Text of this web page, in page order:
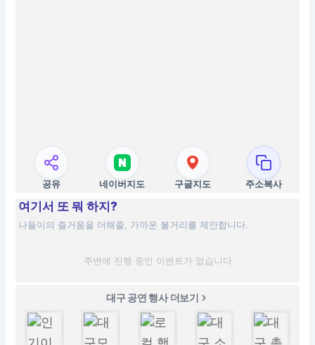
공유 네이버지도 구글지도 주소복사
여기서 또 뭐 하지?
나들이의 즐거움을 더해줄, 가까운 볼거리를 제안합니다.
주변에 진행 중인 이벤트가 없습니다
대구 공연 행사 더보기